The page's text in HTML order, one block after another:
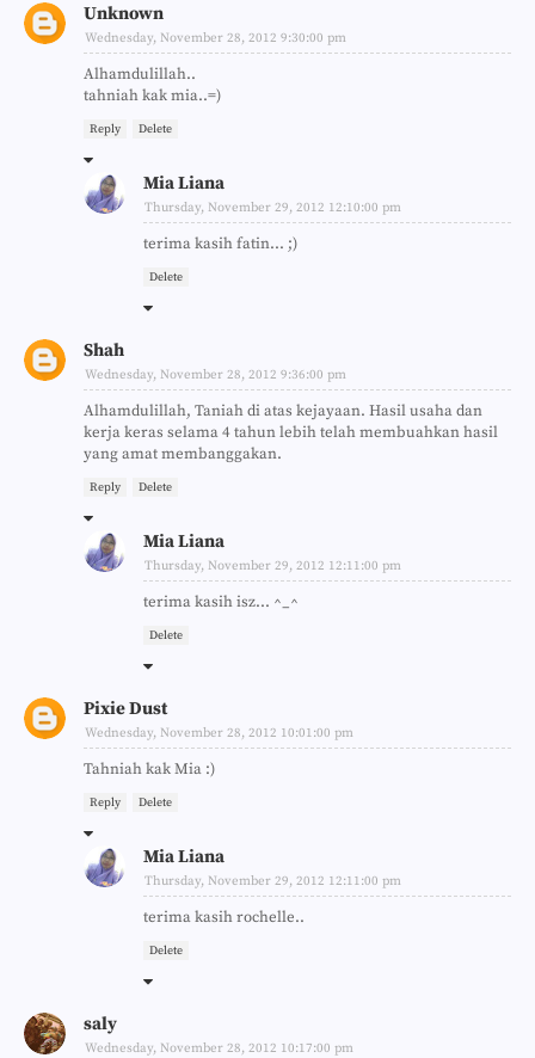
Unknown
Wednesday, November 28, 2012 9:30:00 pm
Alhamdulillah..
tahniah kak mia..=)
Reply Delete
Mia Liana
Thursday, November 29, 2012 12:10:00 pm
terima kasih fatin... ;)
Delete
Shah
Wednesday, November 28, 2012 9:36:00 pm
Alhamdulillah, Taniah di atas kejayaan. Hasil usaha dan
kerja keras selama 4 tahun lebih telah membuahkan hasil
yang amat membanggakan.
Reply Delete
Mia Liana
Thursday, November 29, 2012 12:11:00 pm
terima kasih isz... ^_^
Delete
Pixie Dust
Wednesday, November 28, 2012 10:01:00 pm
Tahniah kak Mia :)
Reply Delete
Mia Liana
Thursday, November 29, 2012 12:11:00 pm
terima kasih rochelle..
Delete
saly
Wednesday, November 28, 2012 10:17:00 pm